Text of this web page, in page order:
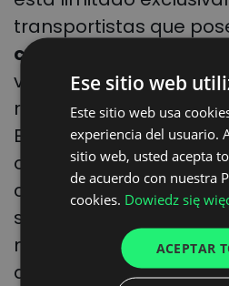
transportistas que
certificación TSR 1 o
verificada
real frente a la base de
Esto significa que, a
ocurre en otras
certificaciones no son
se validan de forma
mantienen
de supervisión de TAPA.
Ese sitio web
Este sitio web usa
experiencia del usuario.
sitio web, usted acepta
de acuerdo con nuestra
cookies. Dowiedz się
ACEPTAR